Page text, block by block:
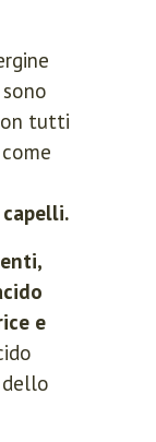
tutti
e